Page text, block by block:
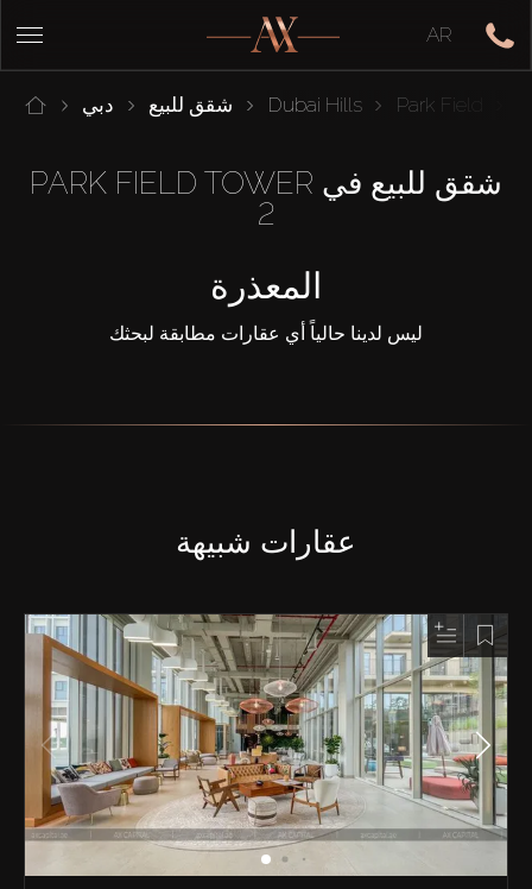
AR
دبي شقق للبيع Dubai Hills Park Field
شقق للبيع في PARK FIELD TOWER
2
المعذرة
ليس لدينا حالياً أي عقارات مطابقة لبحثك
عقارات شبيهة